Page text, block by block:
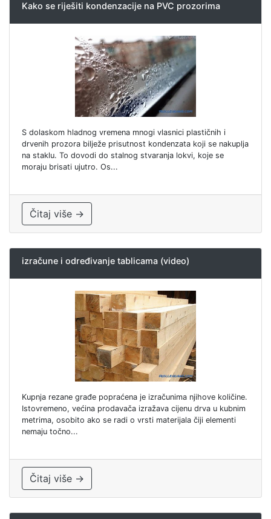
Kako se riješiti kondenzacije na PVC prozorima
S dolaskom hladnog vremena mnogi vlasnici plastičnih i
drvenih prozora bilježe prisutnost kondenzata koji se nakuplja
na staklu. To dovodi do stalnog stvaranja lokvi, koje se
moraju brisati ujutro. Os...
Čitaj više →
izračune i određivanje tablicama (video)
Kupnja rezane građe popraćena je izračunima njihove količine.
Istovremeno, većina prodavača izražava cijenu drva u kubnim
metrima, osobito ako se radi o vrsti materijala čiji elementi
nemaju točno...
Čitaj više →